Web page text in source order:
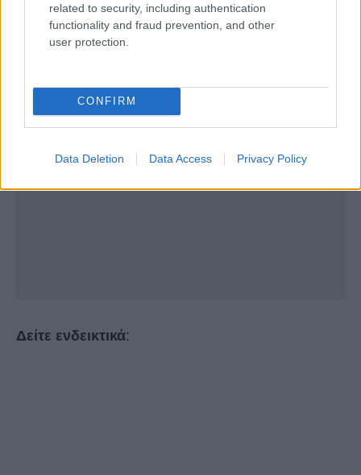
related to security, including authentication
functionality and fraud prevention, and other
user protection.
CONFIRM
Data Deletion Data Access Privacy Policy
Δείτε ενδεικτικά: